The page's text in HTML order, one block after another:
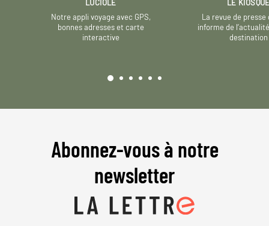
LUCIOLE
Notre appli voyage avec GPS,
bonnes adresses et carte
interactive
LE
La revue de presse
informe de
destination
Abonnez-vous à notre
newsletter